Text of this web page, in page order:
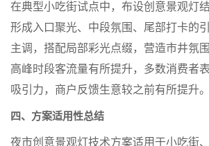
在典型小吃街试点中，布设创意景观灯
形成入口聚光、中段氛围、尾部打卡的
主调，搭配局部彩光点缀，营造市井氛
高峰时段客流量有所提升，多数消费者
吸引力，商户反馈生意较之前有所提升。
四、方案适用性总结
夜市创意景观灯技术方案适用于小吃街